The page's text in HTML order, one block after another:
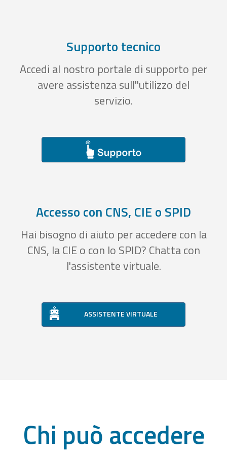
Supporto tecnico
Accedi al nostro portale di supporto per
avere assistenza sull''utilizzo del
servizio.
Accesso con CNS, CIE o SPID
Hai bisogno di aiuto per accedere con la
CNS, la CIE o con lo SPID? Chatta con
l'assistente virtuale.
ASSISTENTE VIRTUALE
Chi può accedere